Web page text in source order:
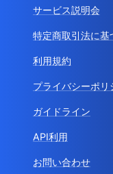
サービス説明会
特定商取引法に基
利用規約
プライバシーポリ
ガイドライン
API利用
お問い合わせ